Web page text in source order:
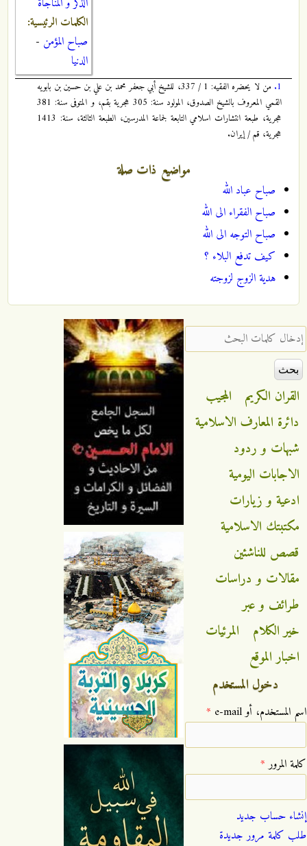
الكلمات الرئيسية:
صباح المؤمن -
الدنيا
1.
من لا يحضره الفقيه: 1 / 337، للشيخ أبي جعفر محمد بن علي بن حسين بن بابويه
القمي المعروف بالشيخ الصدوق، المولود سنة: 305 هجرية بقم، و المتوفى سنة: 381
هجرية، طبعة انتشارات اسلامي التابعة لجماعة المدرسين، الطبعة الثالثة، سنة: 1413
هجرية، قم / إيران.
مواضيع ذات صلة
صباح عباد الله
صباح الفقراء الى الله
صباح التوجه الى الله
كيف تدفع البلاء ؟
هدية الزوج لزوجته
‏إدخال كلمات البحث ‏
القران الكريم
المجيب
دائرة المعارف الاسلامية
شبهات و ردود
الاجابات اليومية
ادعية و زيارات
مكتبتك الاسلامية
قصص للناشئين
مقالات و دراسات
طرائف و عبر
خير الكلام
المرئيات
اخبار الموقع
دخول المستخدم
‏اسم المستخدم، أو e-mail ‏ *
‏كلمة المرور ‏*
إنشاء حساب جديد
طلب كلمة مرور جديدة